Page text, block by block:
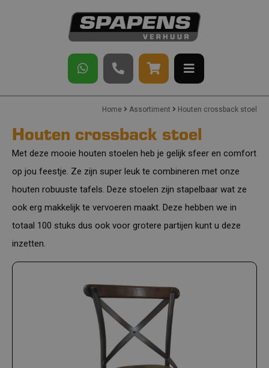
Home Assortiment Houten crossback stoel
Houten crossback stoel
Met deze mooie houten stoelen heb je gelijk sfeer en comfort
op jou feestje. Ze zijn super leuk te combineren met onze
houten robuuste tafels. Deze stoelen zijn stapelbaar wat ze
ook erg makkelijk te vervoeren maakt. Deze hebben we in
totaal 100 stuks dus ook voor grotere partijen kunt u deze
inzetten.